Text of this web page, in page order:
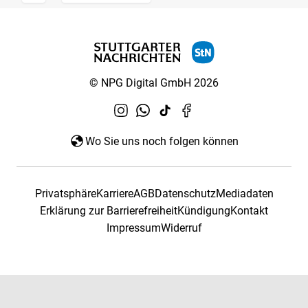
© NPG Digital GmbH 2026
Wo Sie uns noch folgen können
PrivatsphäreKarriereAGBDatenschutzMediadaten
Erklärung zur BarrierefreiheitKündigungKontakt
ImpressumWiderruf